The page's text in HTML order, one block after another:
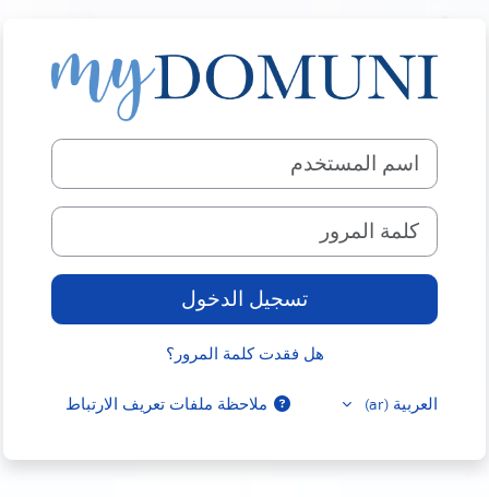
الدخول إلى DOMUNI, International Dominican University
اسم المستخدم
كلمة المرور
تسجيل الدخول
هل فقدت كلمة المرور؟
العربية ‎(ar)‎
ملاحظة ملفات تعريف الارتباط